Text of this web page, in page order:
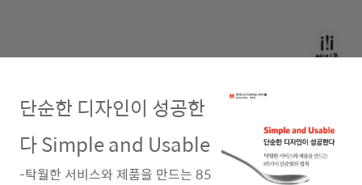
단순한 디자인이 성공한
다 Simple and Usable
-탁월한 서비스와 제품을 만드는 85